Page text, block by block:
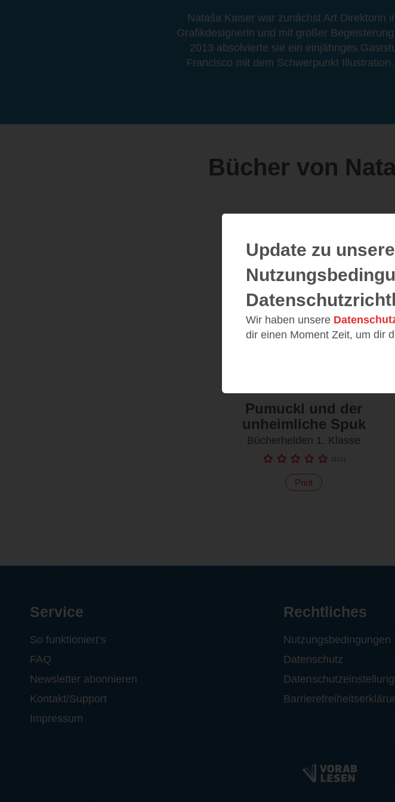
Nataŝa Kaiser war zunächst Art Direktorin
Grafikdesignerin und mit großer
2013 absolvierte sie ein einjähriges
Francisco mit dem Schwerpunkt
Bücher von
Pumuckl und der
unheimliche Spuk
Bücherhelden 1. Klasse
(312)
Print
Update zu
Wir haben unsere
dir einen Moment Zeit, um dir
Service
So funktioniert‘s
FAQ
Newsletter abonnieren
Kontakt/Support
Impressum
Rechtliches
Nutzungsbedingungen
Datenschutz